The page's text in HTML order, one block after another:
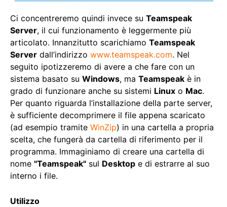
Ci concentreremo quindi invece su Teamspeak
Server, il cui funzionamento è leggermente più
articolato. Innanzitutto scarichiamo Teamspeak
Server dall’indirizzo www.teamspeak.com. Nel
seguito ipotizzeremo di avere a che fare con un
sistema basato su Windows, ma Teamspeak è in
grado di funzionare anche su sistemi Linux o Mac.
Per quanto riguarda l’installazione della parte server,
è sufficiente decomprimere il file appena scaricato
(ad esempio tramite WinZip) in una cartella a propria
scelta, che fungerà da cartella di riferimento per il
programma. Immaginiamo di creare una cartella di
nome "Teamspeak" sul Desktop e di estrarre al suo
interno i file.
Utilizzo